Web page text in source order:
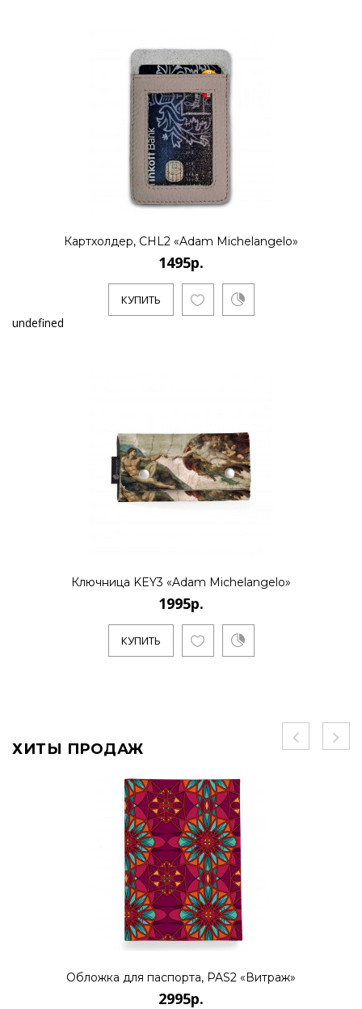
Картхолдер, CHL2 «Adam Michelangelo»
1495р.
КУПИТЬ
undefined
Ключница KEY3 «Adam Michelangelo»
1995р.
КУПИТЬ
ХИТЫ ПРОДАЖ
Обложка для паспорта, PAS2 «Витраж»
2995р.